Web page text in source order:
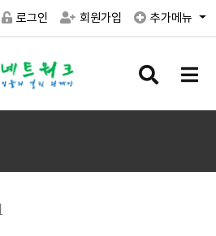
로그인 회원가입 추가메뉴
검
버
메
버